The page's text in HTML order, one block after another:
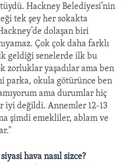
Hackney Belediyesi’nin
tek şey her sokakta
dolaşan biri
Çok çok daha farklı
geldiği senelerde ilk bu
zorluklar yaşadılar ama ben
parka, okula götürünce ben
ama durumlar hiç
iyi değildi. Annemler 12-13
şimdi emekliler, ablam ve
hava nasıl sizce?